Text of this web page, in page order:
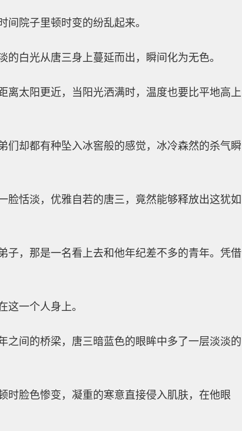
院子里顿时变的纷乱起来。
白光从唐三身上蔓延而出，瞬间化为无色。
离太阳更近，当阳光洒满时，温度也要比平地高上
们却都有种坠入冰窖般的感觉，冰冷森然的杀气瞬
脸恬淡，优雅自若的唐三，竟然能够释放出这犹如
子，那是一名看上去和他年纪差不多的青年。凭借
这一个人身上。
之间的桥梁，唐三暗蓝色的眼眸中多了一层淡淡的
时脸色惨变，凝重的寒意直接侵入肌肤，在他眼